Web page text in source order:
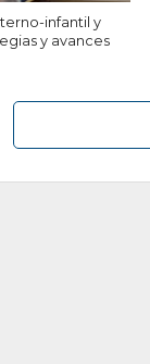
infantil y
y avances